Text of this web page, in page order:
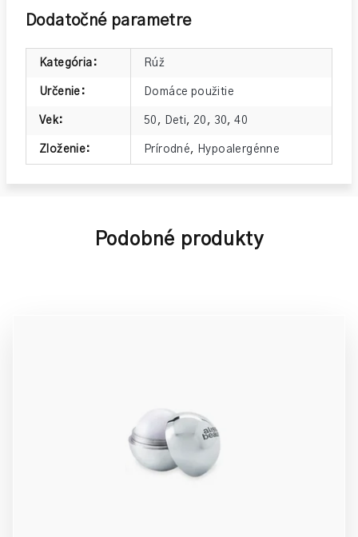
Dodatočné parametre
Kategória : Rúž
Určenie : Domáce použitie
Vek: 50 , Deti, 20 , 30,40
Zloženie: Prírodné, Hypoalergénne
Podobné produkty